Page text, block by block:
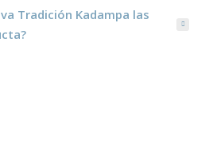
Tradición Kadampa las